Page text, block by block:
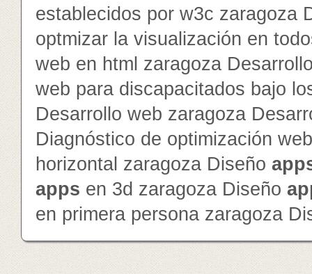
establecidos por w3c zaragoza
optmizar la visualización en
web en html zaragoza
web para discapacitados bajo
Desarrollo web zaragoza
Diagnóstico de optimización
horizontal zaragoza Diseño app
apps en 3d zaragoza Diseño
en primera persona zaragoza